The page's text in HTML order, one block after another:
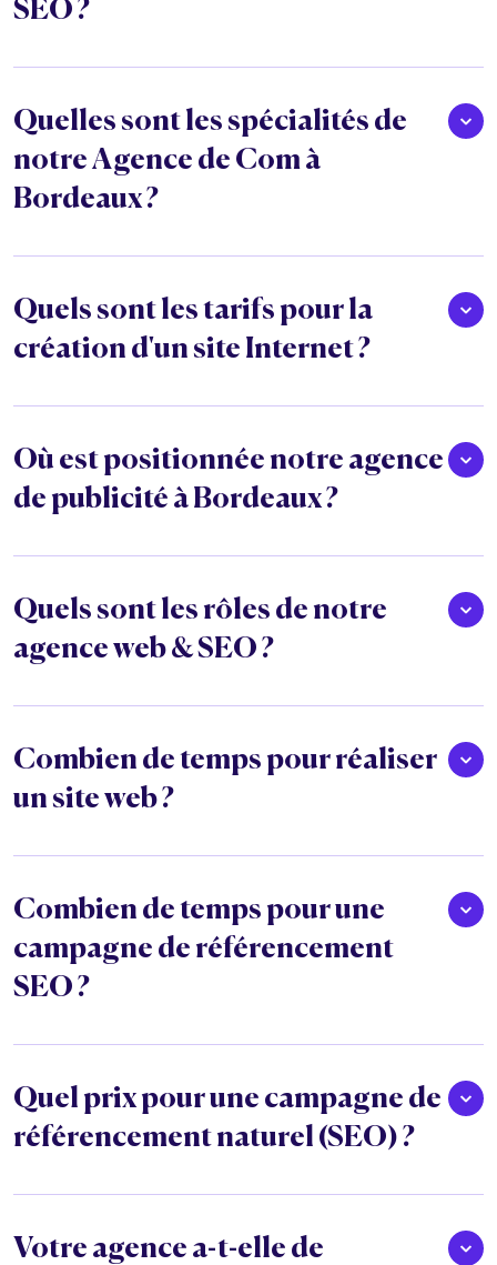
SEO ?
Quelles sont les spécialités de
notre Agence de Com à
Bordeaux ?
Quels sont les tarifs pour la
création d'un site Internet ?
Où est positionnée notre agence
de publicité à Bordeaux ?
Quels sont les rôles de notre
agence web & SEO ?
Combien de temps pour réaliser
un site web ?
Combien de temps pour une
campagne de référencement
SEO ?
Quel prix pour une campagne de
référencement naturel (SEO) ?
Votre agence a-t-elle de